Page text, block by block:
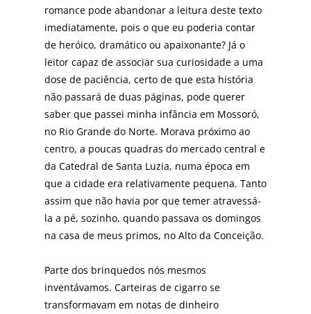
romance pode abandonar a leitura deste texto
imediatamente, pois o que eu poderia contar
de heróico, dramático ou apaixonante? Já o
leitor capaz de associar sua curiosidade a uma
dose de paciência, certo de que esta história
não passará de duas páginas, pode querer
saber que passei minha infância em Mossoró,
no Rio Grande do Norte. Morava próximo ao
centro, a poucas quadras do mercado central e
da Catedral de Santa Luzia, numa época em
que a cidade era relativamente pequena. Tanto
assim que não havia por que temer atravessá-
la a pé, sozinho, quando passava os domingos
na casa de meus primos, no Alto da Conceição.
Parte dos brinquedos nós mesmos
inventávamos. Carteiras de cigarro se
transformavam em notas de dinheiro